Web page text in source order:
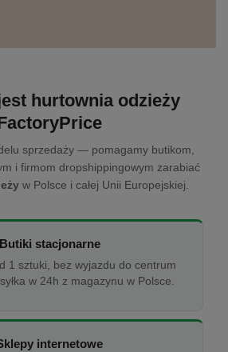
hurtownia odzieży
sprzedaży — pomagamy butikom,
i firmom dropshippingowym zarabiać
w Polsce i całej Unii Europejskiej.
Butiki stacjonarne
1 sztuki, bez wyjazdu do centrum
w 24h z magazynu w Polsce.
internetowe